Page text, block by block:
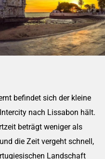
befindet sich der kleine
nach Lissabon hält.
beträgt weniger als
die Zeit vergeht schnell,
Landschaft